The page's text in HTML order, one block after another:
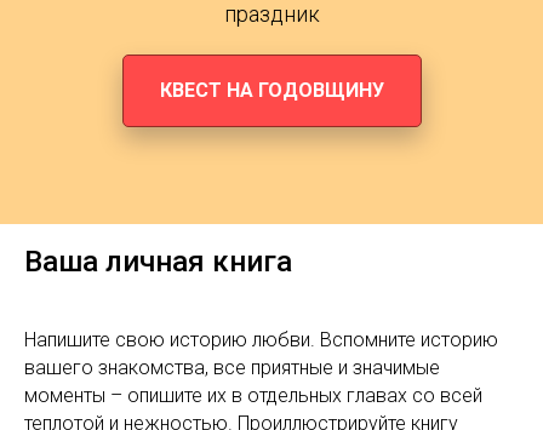
праздник
КВЕСТ НА ГОДОВЩИНУ
Ваша личная книга
Напишите свою историю любви. Вспомните историю
вашего знакомства, все приятные и значимые
моменты – опишите их в отдельных главах со всей
теплотой и нежностью. Проиллюстрируйте книгу